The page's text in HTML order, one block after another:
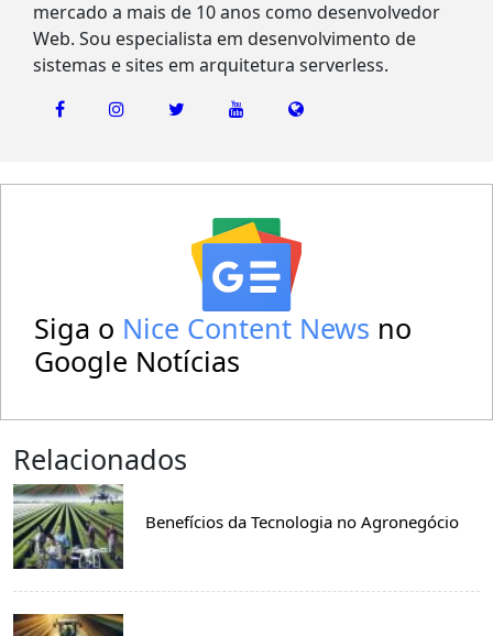
mercado a mais de 10 anos como desenvolvedor
Web. Sou especialista em desenvolvimento de
sistemas e sites em arquitetura serverless.
Siga o Nice Content News no
Google Notícias
Relacionados
Benefícios da Tecnologia no Agronegócio